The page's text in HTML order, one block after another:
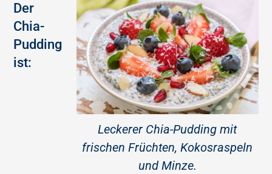
Leckerer Chia-Pudding mit
frischen Früchten, Kokosraspeln
und Minze.
Der
Chia-
Pudding
ist: